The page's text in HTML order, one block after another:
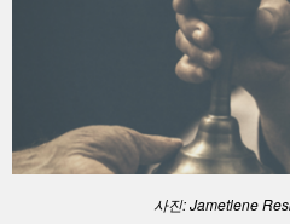
사진: Jametlene